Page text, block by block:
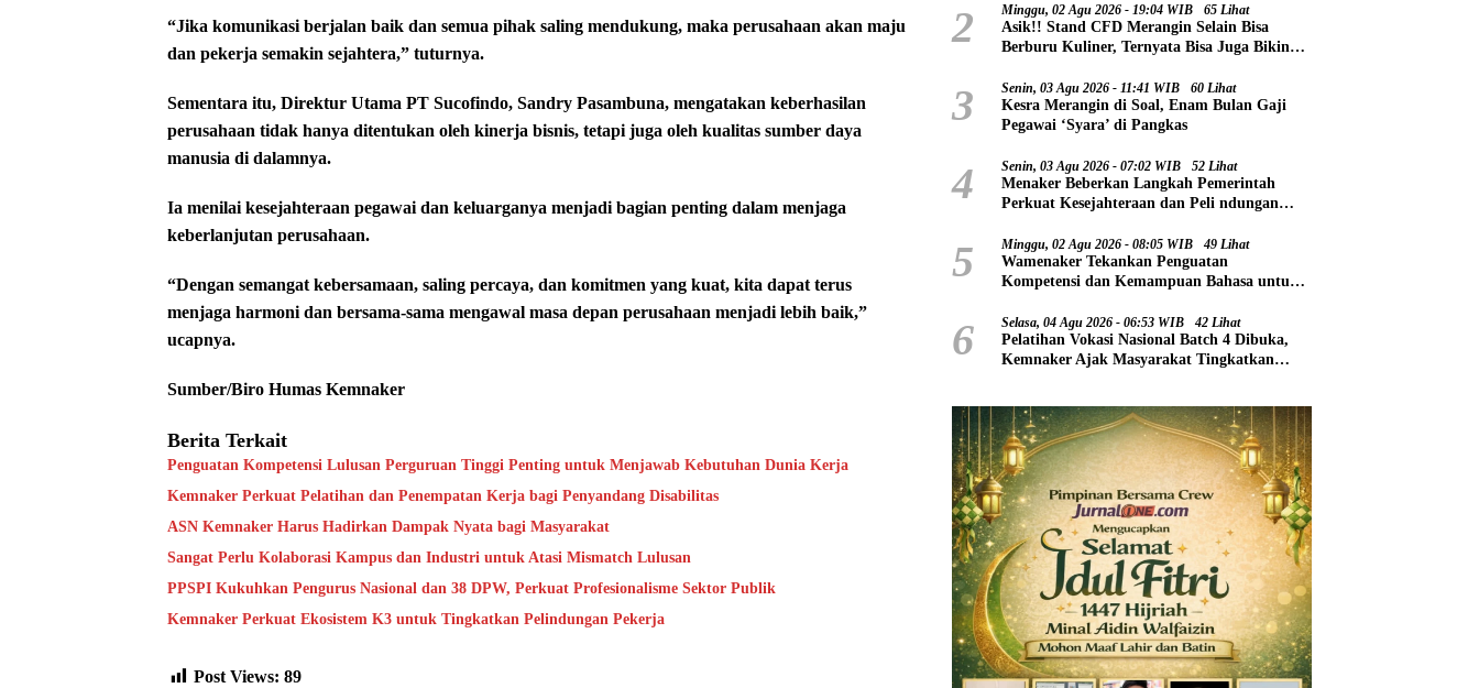
“Jika komunikasi berjalan baik dan semua pihak saling mendukung, maka perusahaan akan maju
dan pekerja semakin sejahtera,” tuturnya.
Sementara itu, Direktur Utama PT Sucofindo, Sandry Pasambuna, mengatakan keberhasilan
perusahaan tidak hanya ditentukan oleh kinerja bisnis, tetapi juga oleh kualitas sumber daya
manusia di dalamnya.
Ia menilai kesejahteraan pegawai dan keluarganya menjadi bagian penting dalam menjaga
keberlanjutan perusahaan.
“Dengan semangat kebersamaan, saling percaya, dan komitmen yang kuat, kita dapat terus
menjaga harmoni dan bersama-sama mengawal masa depan perusahaan menjadi lebih baik,”
ucapnya.
Sumber/Biro Humas Kemnaker
Berita Terkait
Penguatan Kompetensi Lulusan Perguruan Tinggi Penting untuk Menjawab Kebutuhan Dunia Kerja
Kemnaker Perkuat Pelatihan dan Penempatan Kerja bagi Penyandang Disabilitas
ASN Kemnaker Harus Hadirkan Dampak Nyata bagi Masyarakat
Sangat Perlu Kolaborasi Kampus dan Industri untuk Atasi Mismatch Lulusan
PPSPI Kukuhkan Pengurus Nasional dan 38 DPW, Perkuat Profesionalisme Sektor Publik
Kemnaker Perkuat Ekosistem K3 untuk Tingkatkan Pelindungan Pekerja
Post Views: 89
2 Minggu, 02 Agu 2026 - 19:04 WIB 65 Lihat
Asik!! Stand CFD Merangin Selain Bisa
Berburu Kuliner, Ternyata Bisa Juga Bikin
3 Senin, 03 Agu 2026 - 11:41 WIB 60 Lihat
Kesra Merangin di Soal, Enam Bulan Gaji
Pegawai ‘Syara’ di Pangkas
4 Senin, 03 Agu 2026 - 07:02 WIB 52 Lihat
Menaker Beberkan Langkah Pemerintah
Perkuat Kesejahteraan dan Peli ndungan
5 Minggu, 02 Agu 2026 - 08:05 WIB 49 Lihat
Wamenaker Tekankan Penguatan
Kompetensi dan Kemampuan Bahasa untuk
6 Selasa, 04 Agu 2026 - 06:53 WIB 42 Lihat
Pelatihan Vokasi Nasional Batch 4 Dibuka,
Kemnaker Ajak Masyarakat Tingkatkan